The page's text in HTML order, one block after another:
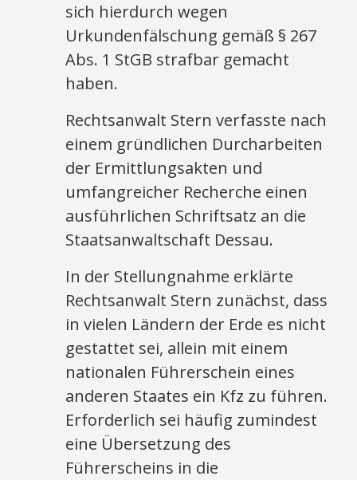
sich hierdurch wegen
Urkundenfälschung gemäß § 267
Abs. 1 StGB strafbar gemacht
haben.
Rechtsanwalt Stern verfasste nach
einem gründlichen Durcharbeiten
der Ermittlungsakten und
umfangreicher Recherche einen
ausführlichen Schriftsatz an die
Staatsanwaltschaft Dessau.
In der Stellungnahme erklärte
Rechtsanwalt Stern zunächst, dass
in vielen Ländern der Erde es nicht
gestattet sei, allein mit einem
nationalen Führerschein eines
anderen Staates ein Kfz zu führen.
Erforderlich sei häufig zumindest
eine Übersetzung des
Führerscheins in die